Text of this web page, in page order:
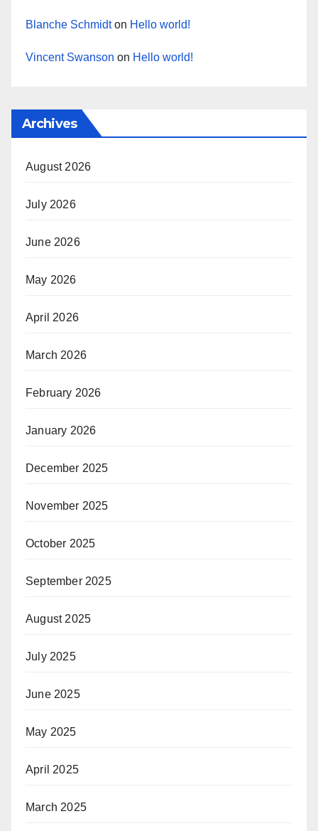
Blanche Schmidton Hello world!
Vincent Swanson on Hello world!
Archives
August 2026
July 2026
June 2026
May 2026
April 2026
March 2026
February 2026
January 2026
December 2025
November 2025
October 2025
September 2025
August 2025
July 2025
June 2025
May 2025
April 2025
March 2025